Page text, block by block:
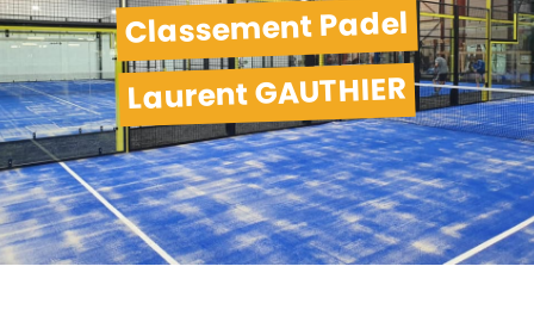
Classement Padel
Laurent GAUTHIER